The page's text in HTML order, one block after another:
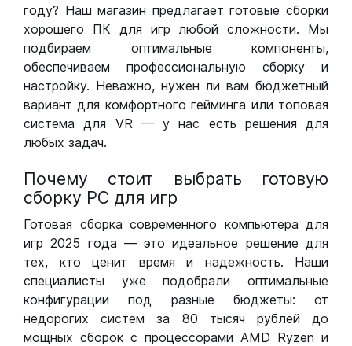
году? Наш магазин предлагает готовые сборки
хорошего ПК для игр любой сложности. Мы
подбираем оптимальные компоненты,
обеспечиваем профессиональную сборку и
настройку. Неважно, нужен ли вам бюджетный
вариант для комфортного гейминга или топовая
система для VR — у нас есть решения для
любых задач.
Почему стоит выбрать готовую
сборку РС для игр
Готовая сборка современного компьютера для
игр 2025 года — это идеальное решение для
тех, кто ценит время и надежность. Наши
специалисты уже подобрали оптимальные
конфигурации под разные бюджеты: от
недорогих систем за 80 тысяч рублей до
мощных сборок с процессорами AMD Ryzen и